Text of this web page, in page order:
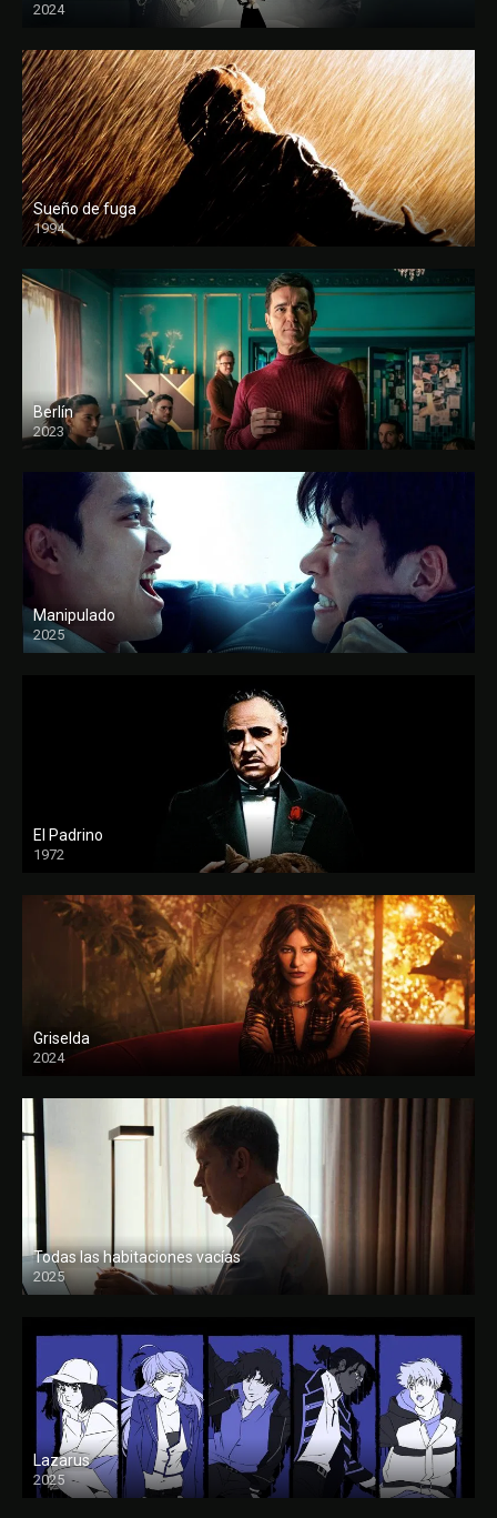
2024
Sueño de fuga
1994
FULL HD
Berlín
2023
Manipulado
2025
El Padrino
1972
FULL HD
Griselda
2024
Todas las habitaciones vacías
2025
FULL HD
Lazarus
2025